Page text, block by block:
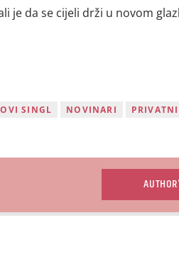
je da se cijeli drži u novom
SINGL NOVINARI